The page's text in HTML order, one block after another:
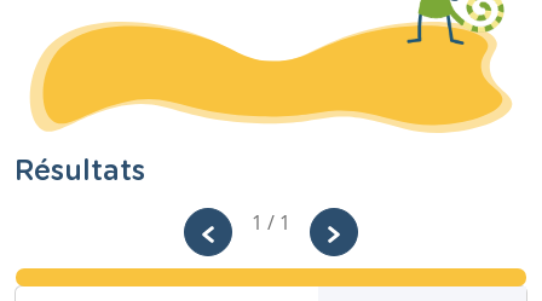
Résultats
1 / 1